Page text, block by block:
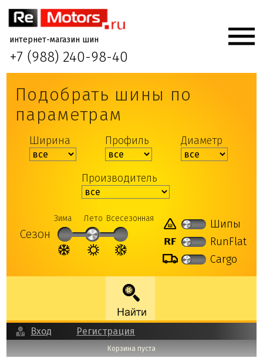
интернет-магазин шин
+7 (988) 240-98-40
Подобрать шины по
параметрам
Ширина Профиль Диаметр
Производитель
Сезон
Зима Лето Всесезонная
Шипы
RunFlat
Cargo
Вход Регистрация
Корзина пуста